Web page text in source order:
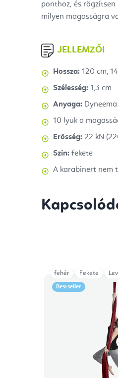
ponthoz, és
milyen magasságra
JELLEMZŐI
Hossza: 120 cm,
Szélesség: 1,3 cm
Anyaga:
10 lyuk a
Erősség: 22 kN
Szín: fekete
A karabinert nem
Bestseller
fehér Fekete